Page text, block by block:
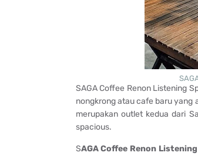
SAGA Coffee Renon Listening
nongkrong atau cafe baru yang
merupakan outlet kedua dari
spacious.
SAGA Coffee Renon